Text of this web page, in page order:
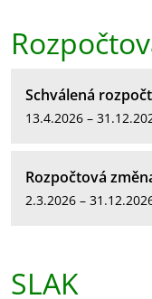
Schválená
13.4.2026 –
Rozpočtová
2.3.2026 –
SLAK